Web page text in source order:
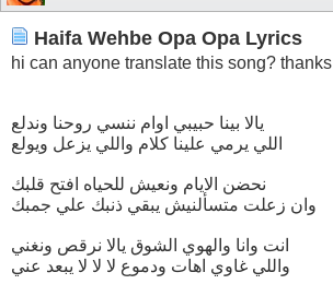
Haifa Wehbe Opa Opa Lyrics
hi can anyone translate this song? thanks
يالا بينا حبيبي اوام ننسي روحنا وندلع
اللي يرمي علينا كلام واللي يزعل ويولع
نحضن الايام ونعيش للحياه افتح قلبك
وان زعلت متسألنيش يبقي ذنبك علي جمبك
انت وانا والهوي الشوق يالا نرقص ونغني
واللي غاوي اهات ودموع لا لا لا يبعد عني